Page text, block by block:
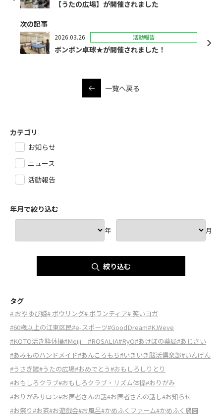
【うたの広場】が開催されました
次の記事
2026.03.26 活動報告
ボンボン卓球★が開催されました！
一覧へ戻る
カテゴリ
お知らせ
ニュース
活動報告
年月で絞り込む
年 月
絞り込む
タグ
# おやゆび姫# ボウリング# ボランティア# 笑いヨガ
#60歳以上の江東区民#e-スポーツ#GoodDream#K.Weve
#KOTO活き粋体操#Meiji #ROSALIA#RyO#あけぼの薬局#あじさい
#あみものハンドメイド#あんころもち#いきいき脳活俱楽部#いんげん
#うさぎ雛#うたの広場#おめでとう#おもしろしりとり
#おもしろクラブ#おもしろクラブ・リズム体操#おりがみ
#おりがみサロン#お医者さんの話#お医者さんの話し#お知らせ
#お祭り#お茶#お遊戯会#お風呂#かめふくファーム#かめふく農園